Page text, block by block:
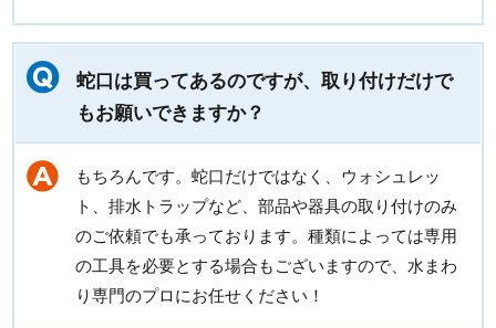
蛇口は買ってあるのですが、取り付けだけで
もお願いできますか？
もちろんです。蛇口だけではなく、ウォシュレッ
ト、排水トラップなど、部品や器具の取り付けのみ
のご依頼でも承っております。種類によっては専用
の工具を必要とする場合もございますので、水まわ
り専門のプロにお任せください！